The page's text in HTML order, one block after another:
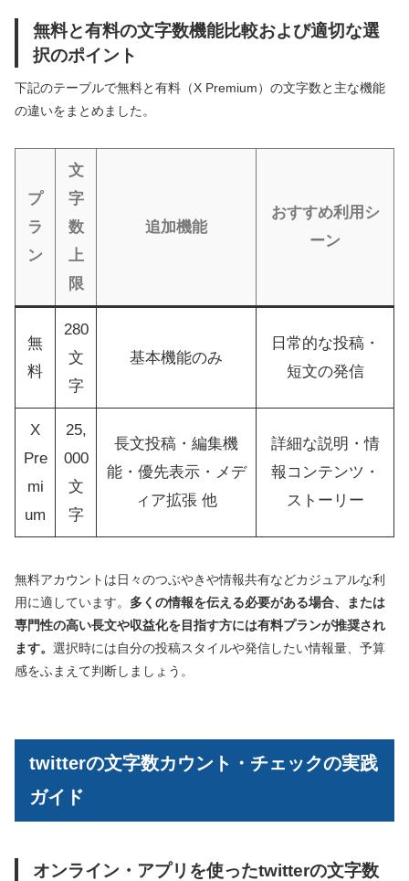
無料と有料の文字数機能比較および適切な選
択のポイント
下記のテーブルで無料と有料（X Premium）の文字数と主な機能
の違いをまとめました。
プ
ラ
ン
文
字
数
上
限
追加機能
おすすめ利用シ
ーン
無
料
280
文
字
基本機能のみ
日常的な投稿・
短文の発信
X
Pre
mi
um
25,
000
文
字
長文投稿・編集機
能・優先表示・メデ
ィア拡張 他
詳細な説明・情
報コンテンツ・
ストーリー
無料アカウントは日々のつぶやきや情報共有などカジュアルな利
用に適しています。 多くの情報を伝える必要がある場合、または
専門性の高い長文や収益化を目指す方には有料プランが推奨され
ます。 選択時には自分の投稿スタイルや発信したい情報量、予算
感をふまえて判断しましょう。
twitterの文字数カウント・チェックの実践
ガイド
オンライン・アプリを使ったtwitterの文字数